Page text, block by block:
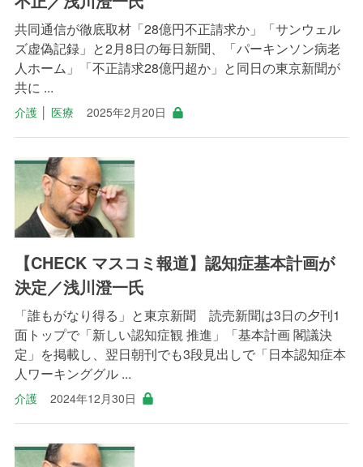
共同通信が徹底取材「28億円不正請求か」「サンウェル
ズ虚偽記録」と2月8日の毎日新聞、「パーキンソン病老
人ホーム」「不正請求28億円超か」と同日の東京新聞が
共に ...
介護│ 医療 2025年2月20日
【CHECK マスコミ報道】認知症基本計画が
決定／浅川澄一氏
「誰もがなり得る」と東京新聞 読売新聞は3日の夕刊1
面トップで「新しい認知症観 推進」「基本計画 閣議決
定」を掲載し、翌日朝刊でも3段見出しで「日本認知症本
人ワーキンググル ...
介護 2024年12月30日